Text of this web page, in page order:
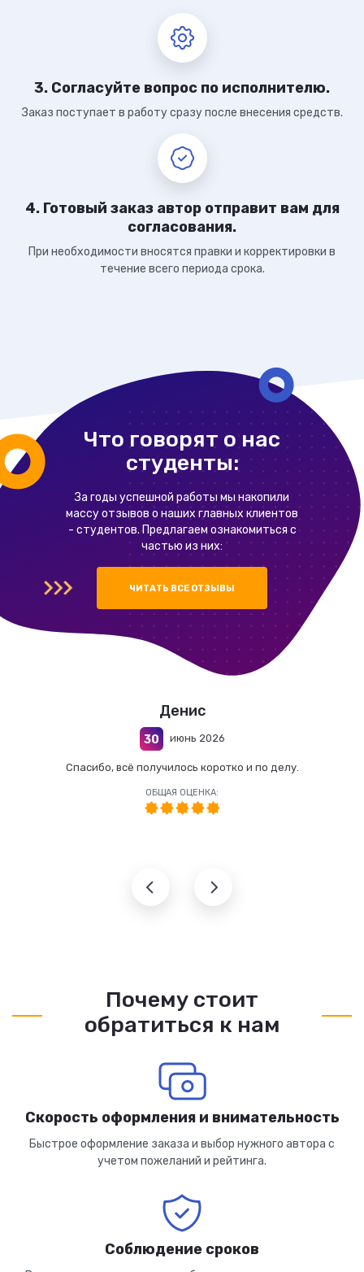
3. Согласуйте вопрос по исполнителю.
Заказ поступает в работу сразу после внесения средств.
4. Готовый заказ автор отправит вам для
согласования.
При необходимости вносятся правки и корректировки в
течение всего периода срока.
Что говорят о нас
студенты:
За годы успешной работы мы накопили
массу отзывов о наших главных клиентов
- студентов. Предлагаем ознакомиться с
частью из них:
ЧИТАТЬ ВСЕ ОТЗЫВЫ
Денис
30 июнь 2026
Спасибо, всё получилось коротко и по делу.
ОБЩАЯ ОЦЕНКА:
Почему стоит
обратиться к нам
Скорость оформления и внимательность
Быстрое оформление заказа и выбор нужного автора с
учетом пожеланий и рейтинга.
Соблюдение сроков